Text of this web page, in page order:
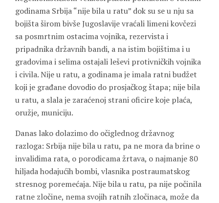
godinama Srbija “nije bila u ratu” dok su se u nju sa
bojišta širom bivše Jugoslavije vraćali limeni kovčezi
sa posmrtnim ostacima vojnika, rezervista i
pripadnika državnih bandi, a na istim bojištima i u
gradovima i selima ostajali leševi protivničkih vojnika
i civila. Nije u ratu, a godinama je imala ratni budžet
koji je građane dovodio do prosjačkog štapa; nije bila
u ratu, a slala je zaraćenoj strani oficire koje plaća,
oružje, municiju.
Danas lako dolazimo do očiglednog državnog
razloga: Srbija nije bila u ratu, pa ne mora da brine o
invalidima rata, o porodicama žrtava, o najmanje 80
hiljada hodajućih bombi, vlasnika postraumatskog
stresnog poremećaja. Nije bila u ratu, pa nije počinila
ratne zločine, nema svojih ratnih zločinaca, može da